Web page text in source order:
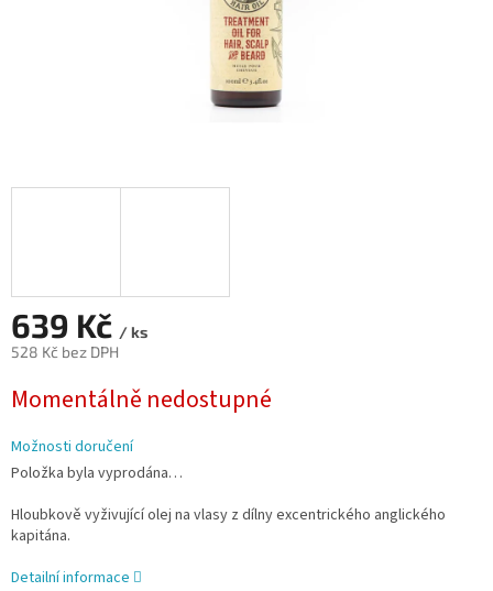
639 Kč / ks
528 Kč bez DPH
cena:
Momentálně nedostupné
Možnosti doručení
Položka byla vyprodána…
Hloubkově vyživující olej na vlasy z dílny excentrického anglického
kapitána.
Detailní informace